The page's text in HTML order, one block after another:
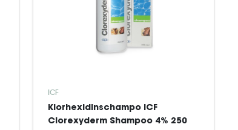
ICF
Klorhexidinschampo ICF
Clorexyderm Shampoo 4% 250